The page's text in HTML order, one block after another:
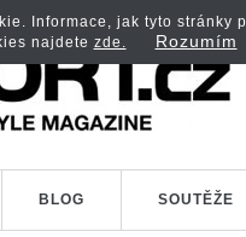
BLOG SOUTĚŽE
Informace, jak tyto
najdete zde. Rozumím